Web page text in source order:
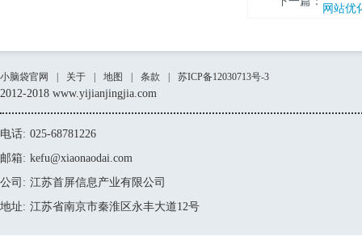
下一篇： 网站优
小脑袋官网 关于 地图 条款 苏ICP备12030713号-3
2012-2018 www.yijianjingjia.com
电话: 025-68781226
邮箱: kefu@xiaonaodai.com
公司: 江苏首屏信息产业有限公司
地址: 江苏省南京市秦淮区永丰大道12号